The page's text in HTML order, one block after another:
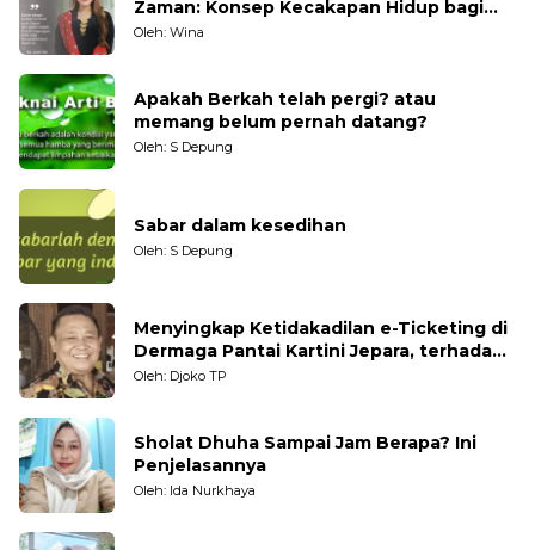
Zaman: Konsep Kecakapan Hidup bagi
Generasi Muda
Oleh: Wina
Apakah Berkah telah pergi? atau
memang belum pernah datang?
Oleh: S Depung
Sabar dalam kesedihan
Oleh: S Depung
Menyingkap Ketidakadilan e-Ticketing di
Dermaga Pantai Kartini Jepara, terhadap
Nelayan Tradisional
Oleh: Djoko TP
Sholat Dhuha Sampai Jam Berapa? Ini
Penjelasannya
Oleh: Ida Nurkhaya